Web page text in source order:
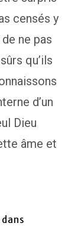
censés y
ne pas
qu’ils
d’un
Dieu
âme et